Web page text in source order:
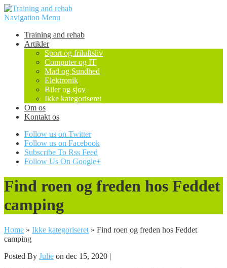
Navigation Menu
Training and rehab
Artikler
Sport og friluftsliv
Computer og IT
Mad og Sundhed
Elektronik
Biler og sjov
Ikke kategoriseret
Om os
Kontakt os
Follow us on Twitter
Follow us on Facebook
Subscribe To Rss Feed
Follow Us On Google+
Find roen og freden hos Feddet
camping
Home » Ikke kategoriseret » Find roen og freden hos Feddet
camping
Posted By Julie on dec 15, 2020 |